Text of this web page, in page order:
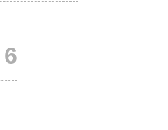
6